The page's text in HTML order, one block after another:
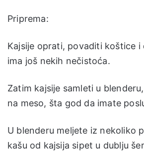
Priprema:
Kajsije oprati, povaditi koštice
ima još nekih nečistoća.
Zatim kajsije samleti u
na meso, šta god da imate
U blenderu meljete iz nekoliko
kašu od kajsija sipet u dublju